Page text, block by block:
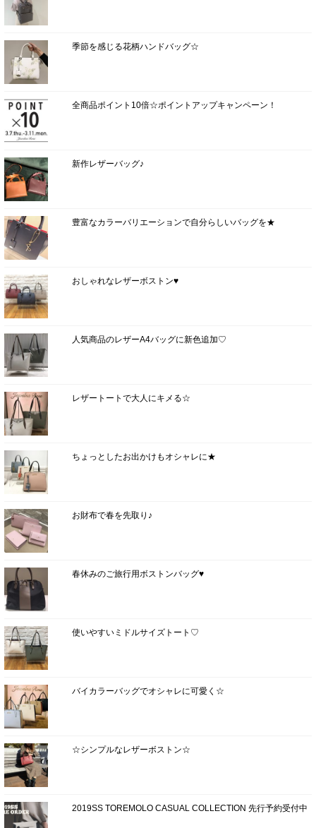
季節を感じる花柄ハンドバッグ☆
全商品ポイント10倍☆ポイントアップキャンペーン！
新作レザーバッグ♪
豊富なカラーバリエーションで自分らしいバッグを★
おしゃれなレザーボストン♥
人気商品のレザーA4バッグに新色追加♡
レザートートで大人にキメる☆
ちょっとしたお出かけもオシャレに★
お財布で春を先取り♪
春休みのご旅行用ボストンバッグ♥
使いやすいミドルサイズトート♡
バイカラーバッグでオシャレに可愛く☆
☆シンプルなレザーボストン☆
2019SS TOREMOLO CASUAL COLLECTION 先行予約受付中